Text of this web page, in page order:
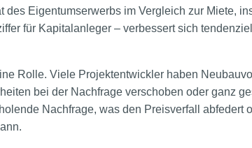
des Eigentumserwerbs im Vergleich zur Miete,
für Kapitalanleger – verbessert sich
Rolle. Viele Projektentwickler haben
bei der Nachfrage verschoben oder ganz
Nachfrage, was den Preisverfall abfedert